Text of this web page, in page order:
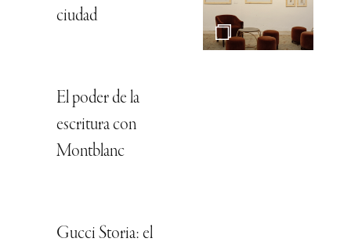
ciudad
El poder de la
escritura con
Montblanc
Gucci Storia: el